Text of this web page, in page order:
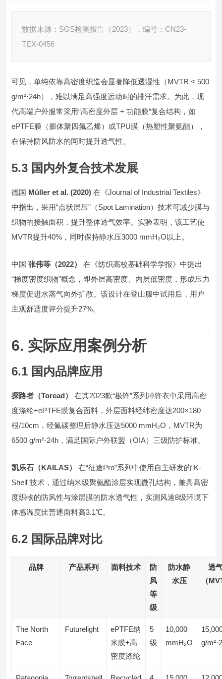
数据来源：SGS检测报告（2023），编号：CN23-
TEX-0456
可见，单纯依靠高密度织造会显著降低透湿性（MVTR < 500
g/m²·24h），难以满足高强度运动时的排汗需求。为此，现
代高端户外服常采用“高密度外层 + 功能膜”复合结构，如
ePTFE膜（膨体聚四氟乙烯）或TPU膜（热塑性聚氨酯），
在保持防风防水的同时提升透气性。
5.3 国内外复合技术发展
德国 Müller et al. (2020) 在《Journal of Industrial Textiles》
中指出，采用“点状层压”（Spot Lamination）技术可减少膜与
织物的接触面积，提升整体透气效率。实验表明，该工艺使
MVTR提升40%，同时保持静水压3000 mmH₂O以上。
中国张伟等（2022）
在《纺织高校基础科学学报》中提出
“梯度密度织物”概念，即外层高密度、内层低密度，形成压力
梯度促进水蒸气向外扩散。该设计在登山服中试用后，用户
主观舒适度评分提升27%。
6. 实际应用案例分析
6.1 国内品牌应用
探路者（Toread）
在其2023款“极锋”系列冲锋衣中采用高密
度涤纶+ePTFE膜复合面料，外层面料经纬密度达200×180
根/10cm，经氟碳整理后静水压达5000 mmH₂O，MVTR为
6500 g/m²·24h，满足国际户外联盟（OIA）三级防护标准。
凯乐石（KAILAS）
在“征途Pro”系列中使用自主研发的“K-
Shell”技术，通过纳米级聚氨酯涂层实现微孔结构，兼具高密
度织物的防风性与涂层膜的防水透气性，实测风速8级环境下
体感温度比普通面料高3.1℃。
6.2 国际品牌对比
品牌 产品系列 面料技术
防
风
等
级
防水静
水压
透
（
The North
Face
Futurelight
ePTFE纳
米膜+高
密度涤纶
5
级
10,000
mmH₂O
g/